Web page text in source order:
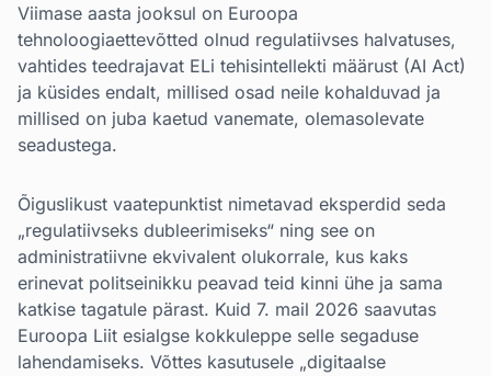
Viimase aasta jooksul on Euroopa
tehnoloogiaettevõtted olnud regulatiivses halvatuses,
vahtides teedrajavat ELi tehisintellekti määrust (AI Act)
ja küsides endalt, millised osad neile kohalduvad ja
millised on juba kaetud vanemate, olemasolevate
seadustega.
Õiguslikust vaatepunktist nimetavad eksperdid seda
„regulatiivseks dubleerimiseks“ ning see on
administratiivne ekvivalent olukorrale, kus kaks
erinevat politseinikku peavad teid kinni ühe ja sama
katkise tagatule pärast. Kuid 7. mail 2026 saavutas
Euroopa Liit esialgse kokkuleppe selle segaduse
lahendamiseks. Võttes kasutusele „digitaalse